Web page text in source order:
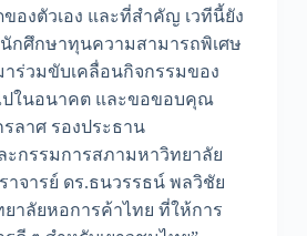
องตัวเอง และที่สำคัญ เวทีนี้ยัง
กศึกษาทุนความสามารถพิเศษ
าร่วมขับเคลื่อนกิจกรรมของ
ปในอนาคต และขอขอบคุณ
ลาศ รองประธาน
ะกรรมการสภามหาวิทยาลัย
าจารย์ ดร.ธนวรรธน์ พลวิชัย
าลัยหอการค้าไทย ที่ให้การ